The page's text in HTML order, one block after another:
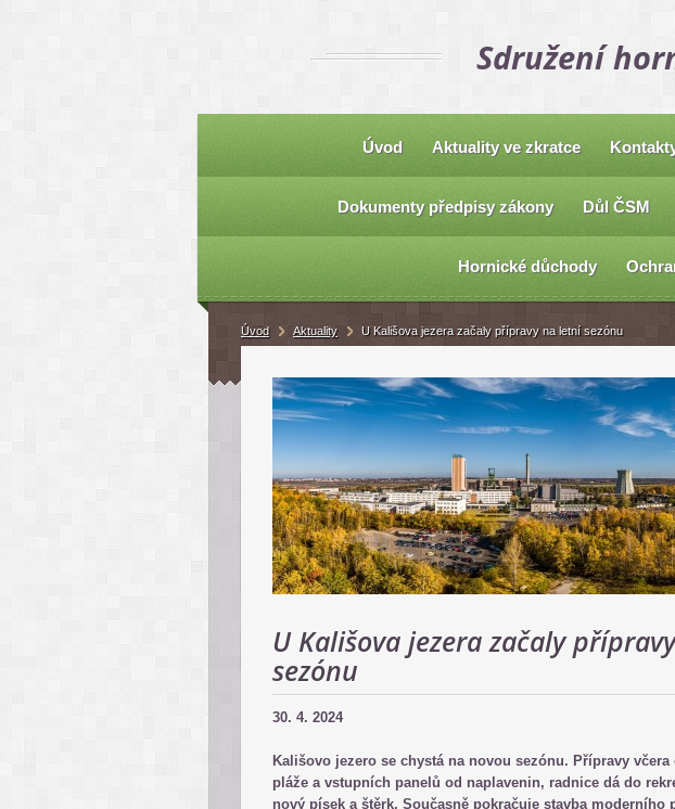
Sdružení
Úvod Aktuality ve zkratce
Dokumenty předpisy zákony Důl ČSM
Hornické důchody
U Kališova jezera začaly
sezónu
30. 4. 2024
Kališovo jezero se chystá na novou sezónu. Přípravy
pláže a vstupních panelů od naplavenin, radnice dá do
nový písek a štěrk. Současně pokračuje stavba moderního
Úvod Aktuality U Kališova jezera začaly přípravy na letní sezónu